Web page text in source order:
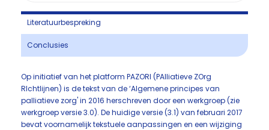
Literatuurbespreking
Conclusies
Op initiatief van het platform PAZORI (PAlliatieve ZOrg
RIchtlijnen) is de tekst van de ‘Algemene principes van
palliatieve zorg' in 2016 herschreven door een werkgroep (zie
werkgroep versie 3.0). De huidige versie (3.1) van februari 2017
bevat voornamelijk tekstuele aanpassingen en een wijziging